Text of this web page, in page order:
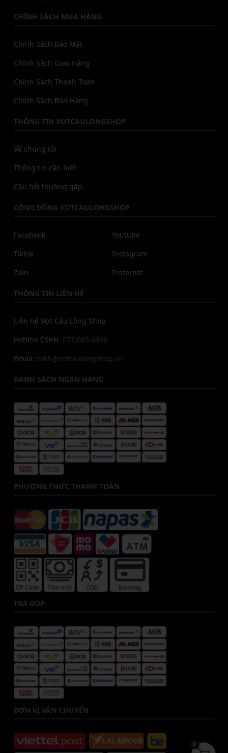
CHÍNH SÁCH MUA HÀNG
Chính Sách Bảo Mật
Chính Sách Giao Hàng
Chính Sách Thanh Toán
Chính Sách Bán Hàng
THÔNG TIN VOTCAULONGSHOP
Về chúng tôi
Thông tin cần biết
Câu hỏi thường gặp
CỘNG ĐỒNG VOTCAULONGSHOP
Facebook
Tiktok
Zalo
Youtube
Instagram
Pinterest
THÔNG TIN LIÊN HỆ
Liên hệ Vợt Cầu Lông Shop
Hotline CSKH: 077.685.6666
Email: cskh@votcaulongshop.vn
DANH SÁCH NGÂN HÀNG
PHƯƠNG THỨC THANH TOÁN
TRẢ GÓP
ĐƠN VỊ VẬN CHUYỂN
0